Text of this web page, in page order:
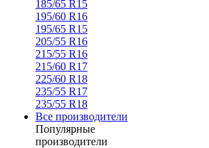
185/65 R15
195/60 R16
195/65 R15
205/55 R16
215/55 R16
215/60 R17
225/60 R18
235/55 R17
235/55 R18
Все производители
Популярные
производители